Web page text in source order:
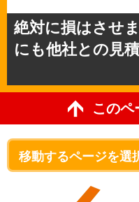
絶対に損はさせ
にも他社との見
このペ